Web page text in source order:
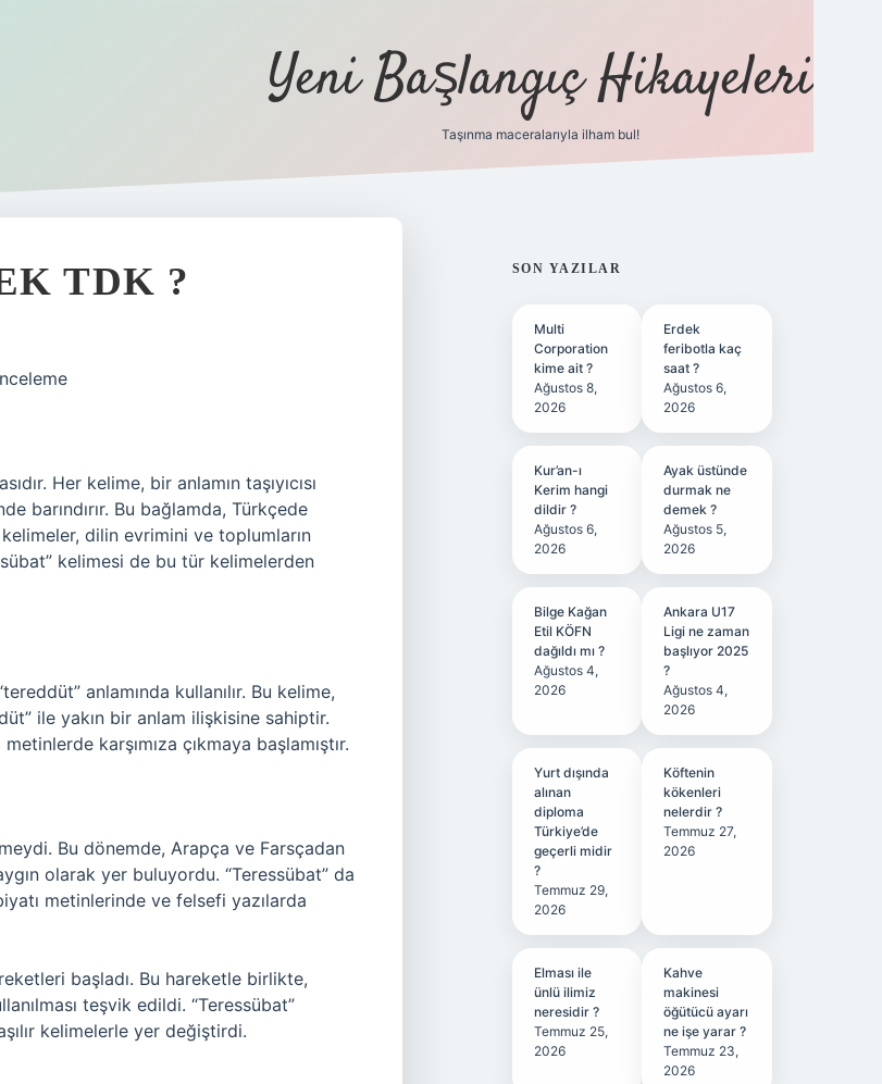
Yeni Başlangıç Hikayeleri
Taşınma maceralarıyla ilham bul!
TDK ?
Her kelime, bir anlamın taşıyıcısı
barındırır. Bu bağlamda, Türkçede
dilin evrimini ve toplumların
kelimesi de bu tür kelimelerden
anlamında kullanılır. Bu kelime,
ile yakın bir anlam ilişkisine sahiptir.
karşımıza çıkmaya başlamıştır.
Bu dönemde, Arapça ve Farsçadan
olarak yer buluyordu. “Teressübat” da
metinlerinde ve felsefi yazılarda
başladı. Bu hareketle birlikte,
teşvik edildi. “Teressübat”
kelimelerle yer değiştirdi.
SIDEBAR
SON YAZILAR
Multi
Corporation
kime ait ?
Ağustos 8,
2026
Erdek
feribotla kaç
saat ?
Ağustos 6,
2026
Kur’an-ı
Kerim hangi
dildir ?
Ağustos 6,
2026
Ayak üstünde
durmak ne
demek ?
Ağustos 5,
2026
Bilge Kağan
Etil KÖFN
dağıldı mı ?
Ağustos 4,
2026
Ankara U17
Ligi ne zaman
başlıyor 2025
?
Ağustos 4,
2026
Yurt dışında
alınan
diploma
Türkiye’de
geçerli midir
?
Temmuz 29,
2026
Köftenin
kökenleri
nelerdir ?
Temmuz 27,
2026
Elması ile
ünlü ilimiz
neresidir ?
Temmuz 25,
2026
Kahve
makinesi
öğütücü ayarı
ne işe yarar ?
Temmuz 23,
2026